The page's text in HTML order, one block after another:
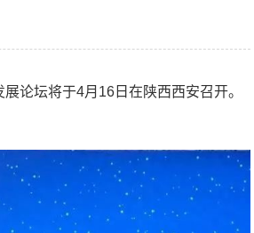
论坛将于4月16日在陕西西安召开。